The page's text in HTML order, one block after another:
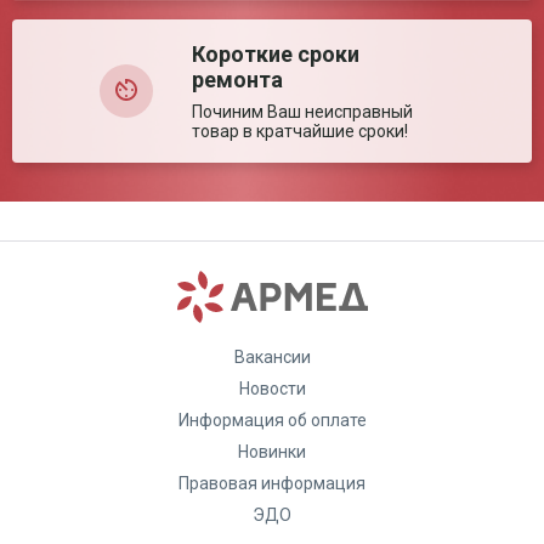
предложил 4 варианта. Выбрал пластиковый с таймером,
расположил к себе и к магазину, я очень рад, что нашел это
место. Продолжайте в том же духе, желаю процветания
магазину!
Комментарий:
но сделано качественно. Вентилятор прогоняет грязный
воздух мимо лампы внутри, вентилятором, наружу выходит
чистый воздух. Используется у нас в детской, не дай Бог
рециркулятором это не так страшно. В большой комнате
висит еще один рециркулятор, другой, этой же марки.
Доверяем этой марке не первый год, покупаем в
Короткие сроки
ремонта
Починим Ваш неисправный
товар в кратчайшие сроки!
Вакансии
Новости
Информация об оплате
Новинки
Правовая информация
ЭДО